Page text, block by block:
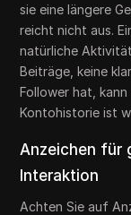
sie eine längere
reicht nicht aus.
natürliche
Beiträge, keine
Follower hat,
Kontohistorie ist
Anzeichen für
Interaktion
Achten Sie auf